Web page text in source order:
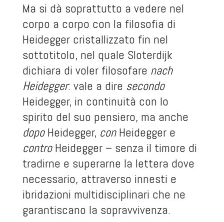
Ma si dà soprattutto a vedere nel
corpo a corpo con la filosofia di
Heidegger cristallizzato fin nel
sottotitolo, nel quale Sloterdijk
dichiara di voler filosofare nach
Heidegger: vale a dire secondo
Heidegger, in continuità con lo
spirito del suo pensiero, ma anche
dopoHeidegger, conHeidegger e
controHeidegger – senza il timore di
tradirne e superarne la lettera dove
necessario, attraverso innesti e
ibridazioni multidisciplinari che ne
garantiscano la sopravvivenza.